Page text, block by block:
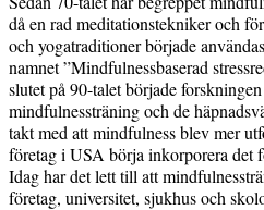
då en rad meditationstekniker och
och yogatraditioner började
namnet ”Mindfulnessbaserad
slutet på 90-talet började
mindfulnessträning och de
takt med att mindfulness blev mer
företag i USA börja inkorporera det
Idag har det lett till att
företag, universitet, sjukhus och